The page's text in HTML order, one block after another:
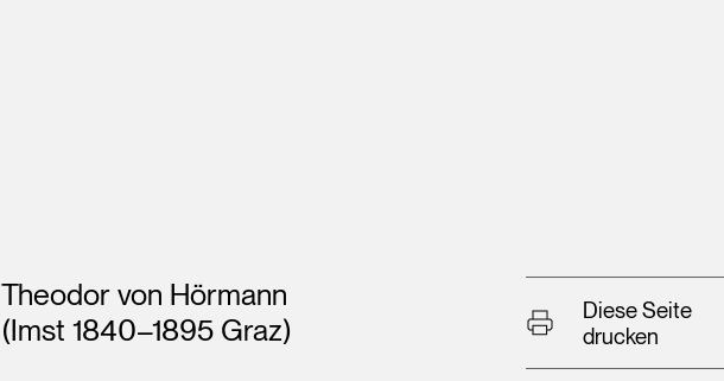
Künstler*innen
Theodor von Hörmann
(Imst 1840–1895 Graz)
Diese Seite
drucken